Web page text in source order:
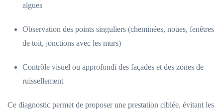
algues
Observation des points singuliers (cheminées, noues, fenêtres
de toit, jonctions avec les murs)
Contrôle visuel ou approfondi des façades et des zones de
ruissellement
Ce diagnostic permet de proposer une prestation ciblée, évitant les